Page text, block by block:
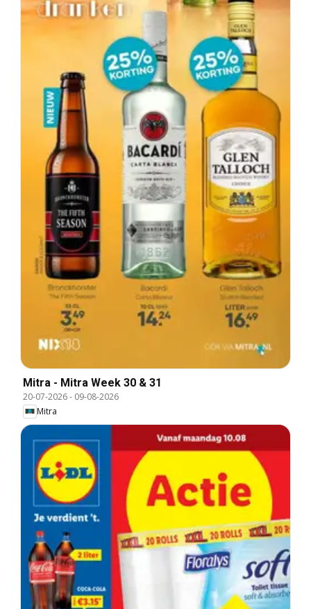
Mitra - Mitra Week 30 & 31
20-07-2026- 09-08-2026
Mitra